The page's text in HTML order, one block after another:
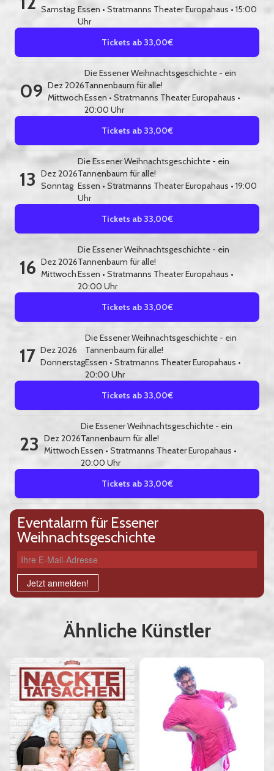
Samstag Essen • Stratmanns Theater Europahaus • 15:00
Uhr
Tickets ab 33,00€
09 Dez 2026
Mittwoch
Die Essener Weihnachtsgeschichte - ein
Tannenbaum für alle!
Essen • Stratmanns Theater Europahaus •
20:00 Uhr
Tickets ab 33,00€
13 Dez 2026
Sonntag
Die Essener Weihnachtsgeschichte - ein
Tannenbaum für alle!
Essen • Stratmanns Theater Europahaus • 19:00
Uhr
Tickets ab 33,00€
16 Dez 2026
Mittwoch
Die Essener Weihnachtsgeschichte - ein
Tannenbaum für alle!
Essen • Stratmanns Theater Europahaus •
20:00 Uhr
Tickets ab 33,00€
17 Dez 2026
Donnerstag
Die Essener Weihnachtsgeschichte - ein
Tannenbaum für alle!
Essen • Stratmanns Theater Europahaus •
20:00 Uhr
Tickets ab 33,00€
23 Dez 2026
Mittwoch
Die Essener Weihnachtsgeschichte - ein
Tannenbaum für alle!
Essen • Stratmanns Theater Europahaus •
20:00 Uhr
Tickets ab 33,00€
Eventalarm für Essener
Weihnachtsgeschichte
Ihre E-Mail-Adresse
Jetzt anmelden!
Ähnliche Künstler